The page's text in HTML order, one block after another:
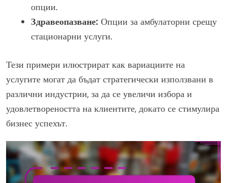
опции.
Здравеопазване: Опции за амбулаторни срещу
стационарни услуги.
Тези примери илюстрират как вариациите на
услугите могат да бъдат стратегически използвани в
различни индустрии, за да се увеличи избора и
удовлетвореността на клиентите, докато се стимулира
бизнес успехът.